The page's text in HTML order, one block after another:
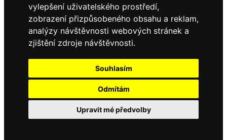
vylepšení uživatelského prostředí,
zobrazení přizpůsobeného obsahu a reklam,
analýzy návštěvnosti webových stránek a
zjištění zdroje návštěvnosti.
Souhlasím
Odmítám
Upravit mé předvolby